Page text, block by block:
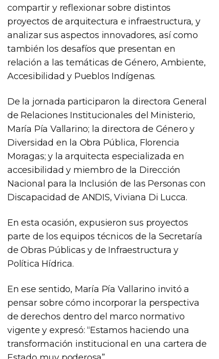
compartir y reflexionar sobre distintos
proyectos de arquitectura e infraestructura, y
analizar sus aspectos innovadores, así como
también los desafíos que presentan en
relación a las temáticas de Género, Ambiente,
Accesibilidad y Pueblos Indígenas.
De la jornada participaron la directora General
de Relaciones Institucionales del Ministerio,
María Pía Vallarino; la directora de Género y
Diversidad en la Obra Pública, Florencia
Moragas; y la arquitecta especializada en
accesibilidad y miembro de la Dirección
Nacional para la Inclusión de las Personas con
Discapacidad de ANDIS, Viviana Di Lucca.
En esta ocasión, expusieron sus proyectos
parte de los equipos técnicos de la Secretaría
de Obras Públicas y de Infraestructura y
Política Hídrica.
En ese sentido, María Pía Vallarino invitó a
pensar sobre cómo incorporar la perspectiva
de derechos dentro del marco normativo
vigente y expresó: “Estamos haciendo una
transformación institucional en una cartera de